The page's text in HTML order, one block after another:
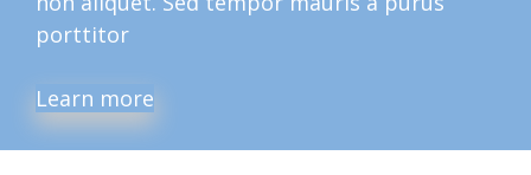
porttitor
Learn more